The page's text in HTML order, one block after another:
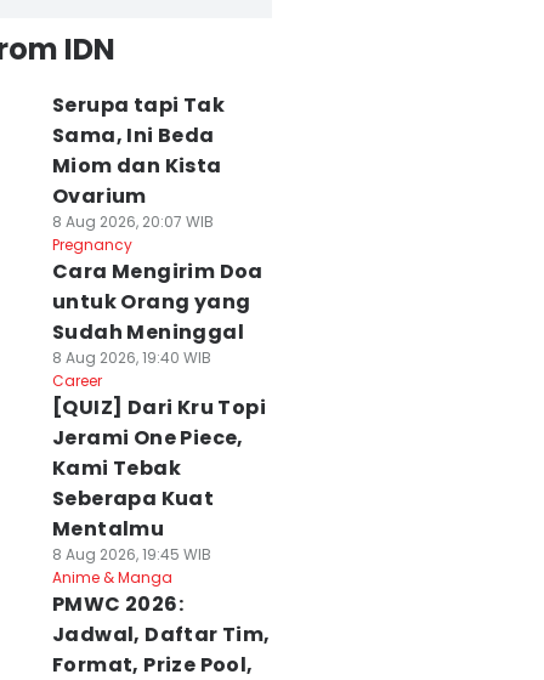
IDN
Serupa tapi Tak
Sama, Ini Beda
Miom dan Kista
Ovarium
8 Aug 2026, 20:07 WIB
Pregnancy
Cara Mengirim Doa
untuk Orang yang
Sudah Meninggal
8 Aug 2026, 19:40 WIB
Career
[QUIZ] Dari Kru Topi
Jerami One Piece,
Kami Tebak
Seberapa Kuat
Mentalmu
8 Aug 2026, 19:45 WIB
Anime & Manga
PMWC 2026:
Jadwal, Daftar Tim,
Format, Prize Pool,